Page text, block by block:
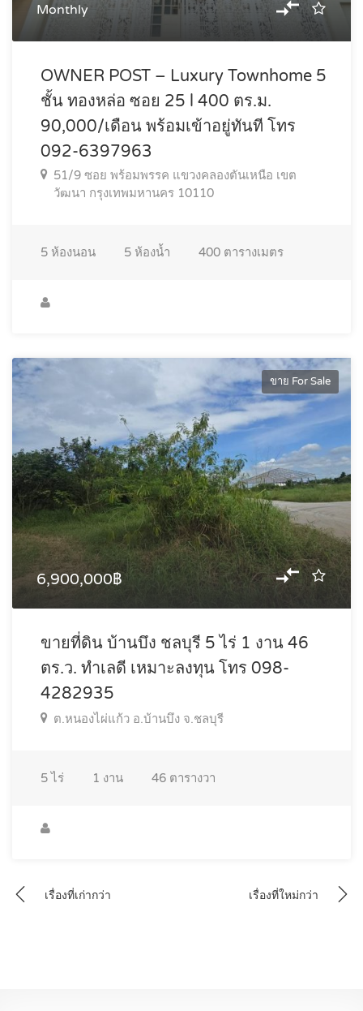
Monthly
OWNER POST – Luxury Townhome 5
ชั้น ทองหล่อ ซอย 25 l 400 ตร.ม.
90,000/เดือน พร้อมเข้าอยู่ทันที โทร
092-6397963
51/9 ซอย พร้อมพรรค แขวงคลองตันเหนือ เขต
วัฒนา กรุงเทพมหานคร 10110
5 ห้องนอน 5 ห้องน้ำ 400 ตารางเมตร
ขาย For Sale
6,900,000฿
ขายที่ดิน บ้านบึง ชลบุรี 5 ไร่ 1 งาน 46
ตร.ว. ทำเลดี เหมาะลงทุน โทร 098-
4282935
ต.หนองไผ่แก้ว อ.บ้านบึง จ.ชลบุรี
5ไร่ 1 งาน 46 ตารางวา
แนะแนว
เรื่องที่เก่ากว่า เรื่องที่ใหม่กว่า